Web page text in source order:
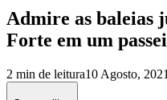
Admire as baleias
Forte em um
2 min de leitura10 Agosto, 2021